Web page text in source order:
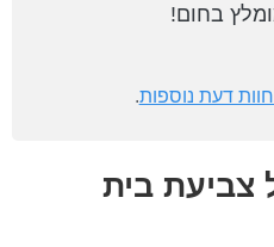
בחום!
דעת נוספות.
צביעת בית